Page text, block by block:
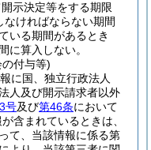
示決定等をする期限
ければならない期間
いる期間があるとき
に算入しない。
付与等)
に国、独立行政法人
人及び開示請求者以外
号及び第46条において
含まれているときは、
て、当該情報に係る第